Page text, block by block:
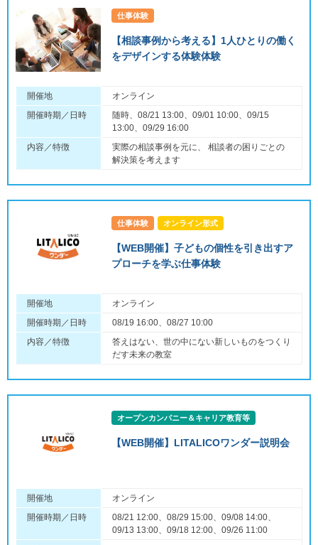
仕事体験
【相談事例から考える】1人ひとりの働く
をデザインする体験体験
開催地
オンライン
開催時期／日時
随時、08/21 13:00、09/01 10:00、09/15
13:00、09/29 16:00
内容／特徴
実際の相談事例を元に、 相談者の困りごとの
解決策を考えます
仕事体験 オンライン形式
【WEB開催】子どもの個性を引き出すア
プローチを学ぶ仕事体験
開催地
オンライン
開催時期／日時
08/19 16:00、08/27 10:00
内容／特徴
答えはない、世の中にない新しいものをつくり
だす未来の教室
オープンカンパニー＆キャリア教育等
【WEB開催】LITALICOワンダー説明会
開催地
オンライン
開催時期／日時
08/21 12:00、08/29 15:00、09/08 14:00、
09/13 13:00、09/18 12:00、09/26 11:00